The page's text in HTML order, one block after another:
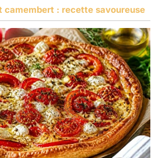
camembert : recette savoureuse